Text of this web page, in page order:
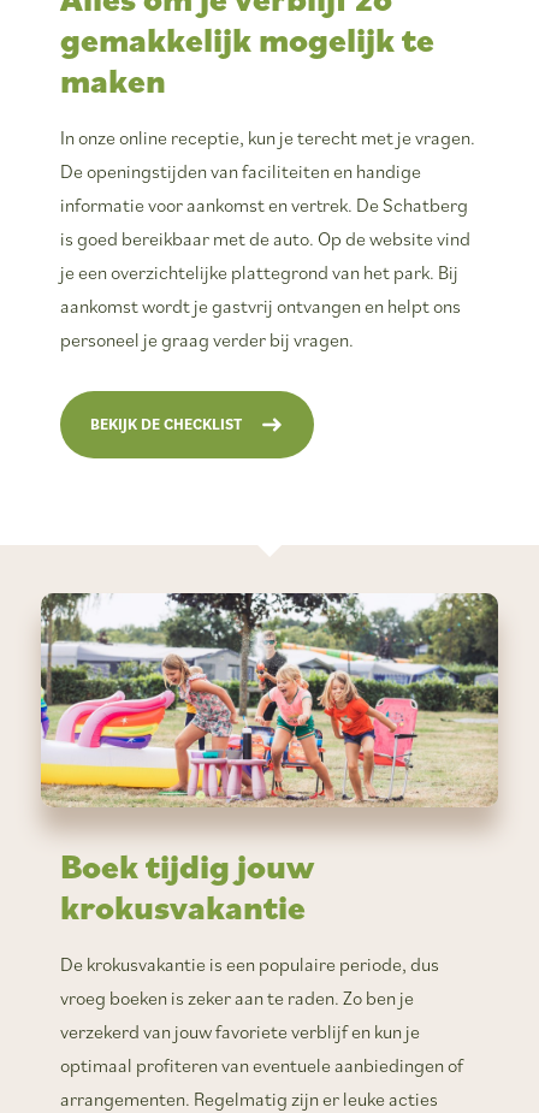
gemakkelijk mogelijk te
maken
In onze online receptie, kun je terecht met je vragen.
De openingstijden van faciliteiten en handige
informatie voor aankomst en vertrek. De Schatberg
is goed bereikbaar met de auto. Op de website vind
je een overzichtelijke plattegrond van het park. Bij
aankomst wordt je gastvrij ontvangen en helpt ons
personeel je graag verder bij vragen.
BEKIJK DE CHECKLIST
Boek tijdig jouw
krokusvakantie
De krokusvakantie is een populaire periode, dus
vroeg boeken is zeker aan te raden. Zo ben je
verzekerd van jouw favoriete verblijf en kun je
optimaal profiteren van eventuele aanbiedingen of
arrangementen. Regelmatig zijn er leuke acties